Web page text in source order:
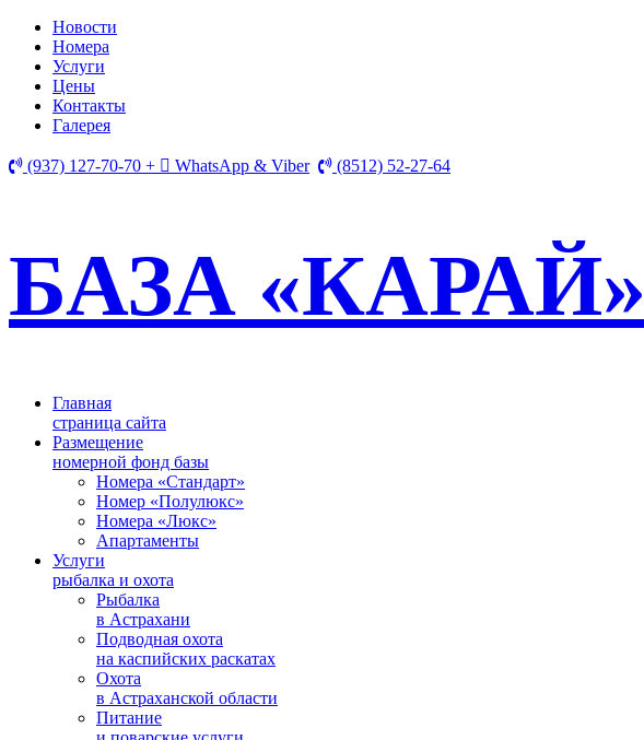
Новости
Номера
Услуги
Цены
Контакты
Галерея
(937) 127-70-70 + WhatsApp & Viber (8512) 52-27-64
БАЗА
­Главная
страница сайта
Размещение
номерной фонд базы
Номера «Стандарт»
Номер «Полулюкс»
Номера «Люкс»
Апартаменты
Услуги
рыбалка и охота
Рыбалка
в Астрахани
Подводная охота
на каспийских раскатах
Охота
в Астраханской области
Питание